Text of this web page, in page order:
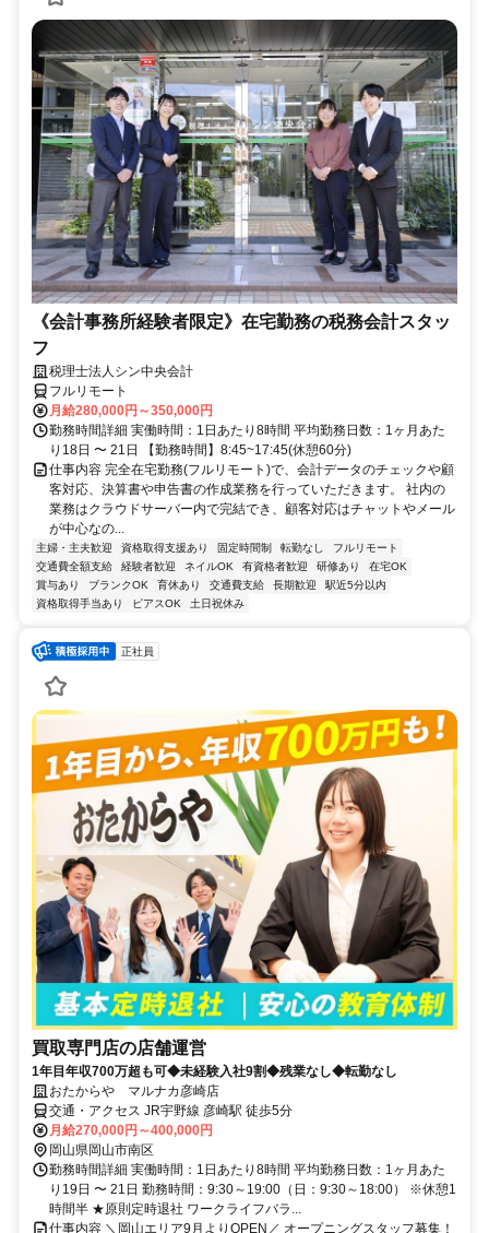
《会計事務所経験者限定》在宅勤務の税務会計スタッ
フ
税理士法人シン中央会計
フルリモート
月給280,000円～350,000円
勤務時間詳細 実働時間：1日あたり8時間 平均勤務日数：1ヶ月あた
り18日 〜 21日 【勤務時間】8:45~17:45(休憩60分)
仕事内容 完全在宅勤務(フルリモート)で、会計データのチェックや顧
客対応、決算書や申告書の作成業務を行っていただきます。 社内の
業務はクラウドサーバー内で完結でき、顧客対応はチャットやメール
が中心なの...
主婦・主夫歓迎 資格取得支援あり 固定時間制 転勤なし
フルリモート
交通費全額支給
経験者歓迎 ネイルOK 有資格者歓迎 研修あり
在宅OK
賞与あり
ブランクOK 育休あり 交通費支給 長期歓迎
駅近5分以内
資格取得手当あり
ピアスOK 土日祝休み
正社員
買取専門店の店舗運営
1年目年収700万超も可◆未経験入社9割◆残業なし◆転勤なし
おたからや マルナカ彦崎店
交通・アクセス JR宇野線 彦崎駅 徒歩5分
月給270,000円～400,000円
岡山県岡山市南区
勤務時間詳細 実働時間：1日あたり8時間 平均勤務日数：1ヶ月あた
り19日 〜 21日 勤務時間：9:30～19:00（日：9:30～18:00） ※休憩1
時間半 ★原則定時退社 ワークライフバラ...
仕事内容 ＼岡山エリア9月よりOPEN／ オープニングスタッフ募集！